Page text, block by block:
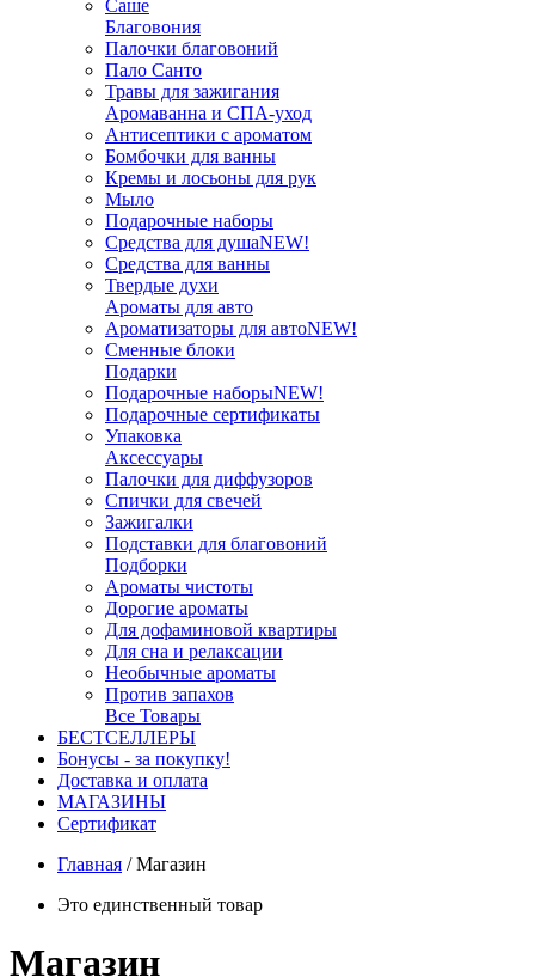
Саше
Благовония
Палочки благовоний
Пало Санто
Травы для зажигания
Аромаванна и СПА-уход
Антисептики с ароматом
Бомбочки для ванны
Кремы и лосьоны для рук
Мыло
Подарочные наборы
Средства для душаNEW!
Средства для ванны
Твердые духи
Ароматы для авто
Ароматизаторы для автоNEW!
Сменные блоки
Подарки
Подарочные наборыNEW!
Подарочные сертификаты
Упаковка
Аксессуары
Палочки для диффузоров
Спички для свечей
Зажигалки
Подставки для благовоний
Подборки
Ароматы чистоты
Дорогие ароматы
Для дофаминовой квартиры
Для сна и релаксации
Необычные ароматы
Против запахов
Все Товары
БЕСТСЕЛЛЕРЫ
Бонусы - за покупку!
Доставка и оплата
МАГАЗИНЫ
Cертификат
Главная /Магазин
Это единственный товар
Магазин